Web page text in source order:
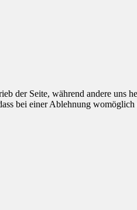
der Seite, während andere uns
bei einer Ablehnung